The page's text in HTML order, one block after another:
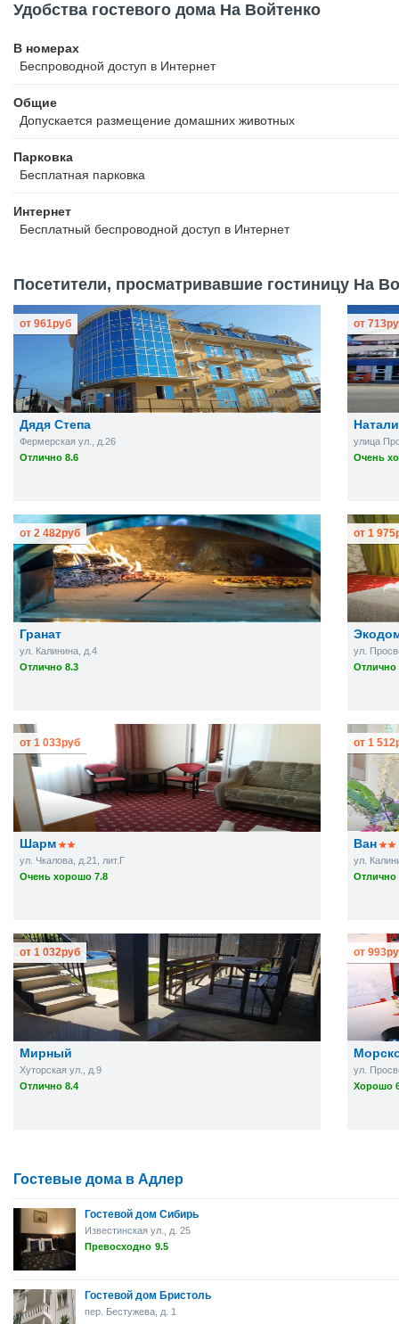
Удобства гостевого дома На Войтенко
В номерах
Беспроводной доступ в Интернет
Общие
Допускается размещение домашних животных
Парковка
Бесплатная парковка
Интернет
Бесплатный беспроводной доступ в Интернет
Посетители, просматривавшие гостиницу На
Дядя Степа
Фермерская ул., д.26
Отлично 8.6
от 961руб
Натали
улица
Очень
от 713
Гранат
ул. Калинина, д.4
Отлично 8.3
от 2 482руб
ул.
Отлично
от 1 975
Шарм
ул. Чкалова, д.21, лит.Г
Очень хорошо 7.8
от 1 033руб
Ван
ул.
Отлично
от 1 512
Мирный
Хуторская ул., д.9
Отлично 8.4
от 1 032руб
ул.
Хорошо
от 993
Гостевые дома в Адлер
Гостевой дом Сибирь
Известинская ул., д. 25
Превосходно 9.5
Гостевой дом Бристоль
пер. Бестужева, д. 1